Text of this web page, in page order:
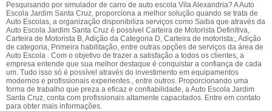
Pesquisando por simulador de carro de auto escola Vila Alexandria? A Auto
Escola Jardim Santa Cruz, proporciona a melhor solução quando se trata de
Auto Escolas, a organização disponibiliza serviços como Saiba que através da
Auto Escola Jardim Santa Cruz é possível Carteira de Motorista Definitiva,
Carteira de Motorista B, Adição da Categoria D, Carteira de motorista;, Adição
de categoria, Primeira habilitação, entre outras opções de serviços da área de
Auto Escola . Com o objetivo de trazer a satisfação a todos os clientes, a
empresa entende que sua melhor destaque é conquistar a confiança de cada
um. Tudo isso só é possível através do investimento em equipamentos
modernos e profissionais experientes., entre outros. Proporcionando uma
forma de trabalho que preza a eficaz e confiabilidade, a Auto Escola Jardim
Santa Cruz, conta com profissionais altamente capacitados. Entre em contato
para obter mais informações.